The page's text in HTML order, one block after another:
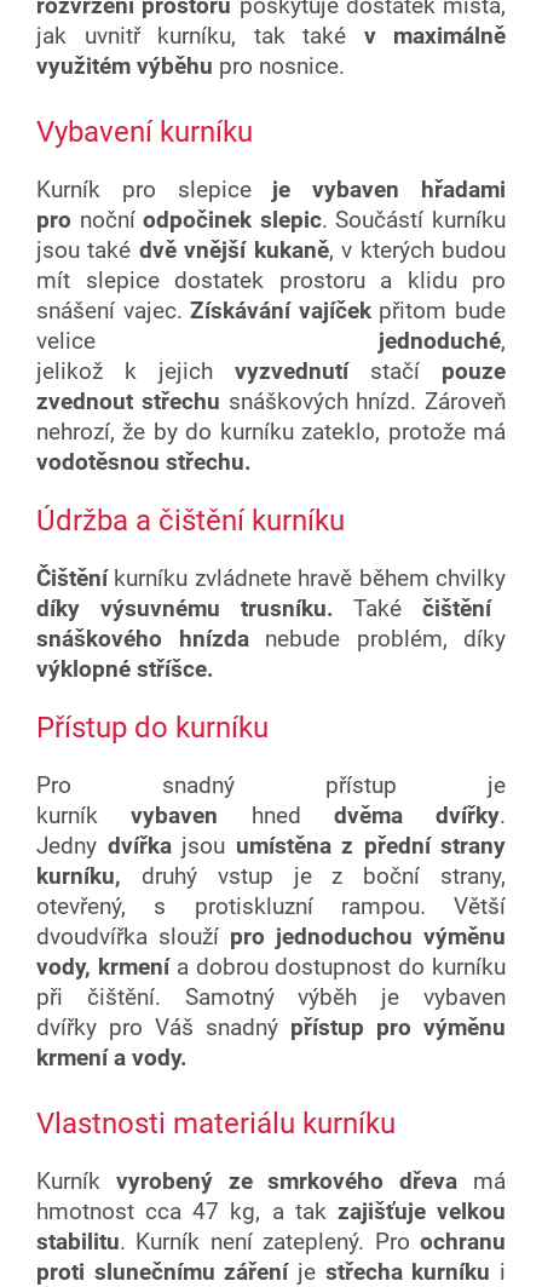
rozvržení prostoru poskytuje dostatek místa,
jak uvnitř kurníku, tak také v maximálně
využitém výběhu pro nosnice.
Vybavení kurníku
Kurník pro slepice je vybaven hřadami
pro nočníodpočinek slepic. Součástí kurníku
jsou také dvě vnější kukaně, v kterých budou
mít slepice dostatek prostoru a klidu pro
snášení vajec.Získávání vajíčekpřitom bude
velice jednoduché,
jelikož k jejich vyzvednutístačí pouze
zvednout střechu snáškových hnízd. Zároveň
nehrozí, že by do kurníku zateklo, protože má
vodotěsnou střechu.
Údržba a čištění kurníku
Čištění kurníku zvládnete hravě během chvilky
díky výsuvnému trusníku.Takéčištění
snáškového hnízdanebude problém, díky
výklopné stříšce.
Přístup do kurníku
Pro snadný přístup je
kurníkvybaven hned dvěma dvířky.
Jedny dvířka jsou umístěna z přední strany
kurníku, druhý vstup je z boční strany,
otevřený, s protiskluzní rampou. Větší
dvoudvířka slouží pro jednoduchou výměnu
vody, krmenía dobrou dostupnost do kurníku
při čištění. Samotný výběh je vybaven
dvířky pro Váš snadný přístup pro výměnu
krmení a vody.
Vlastnosti materiálu kurníku
Kurník vyrobený ze smrkového dřeva má
hmotnost cca 47 kg, a takzajišťuje velkou
stabilitu. Kurník není zateplený. Pro ochranu
proti slunečnímu záření je střecha kurníku i